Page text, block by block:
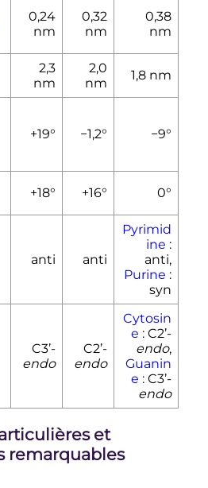
0,24
nm
0,32
nm
0,38
nm
2,3
nm
2,0
nm
1,8 nm
+19° −1,2° −9°
+18° +16° 0°
anti anti
Pyrimid
ine :
anti,
Purine :
syn
C3’-
endo
C2’-
endo
Cytosin
e : C2’-
endo,
Guanin
e : C3’-
endo
et
remarquables